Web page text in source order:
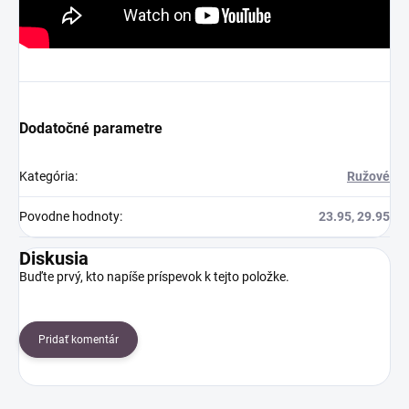
Dodatočné parametre
Kategória: Ružové
Povodne hodnoty: 23.95, 29.95
Diskusia
Buďte prvý, kto napíše príspevok k tejto položke.
Pridať komentár